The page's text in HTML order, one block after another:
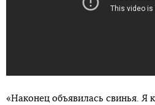
«Наконец объявилась свинья. Я